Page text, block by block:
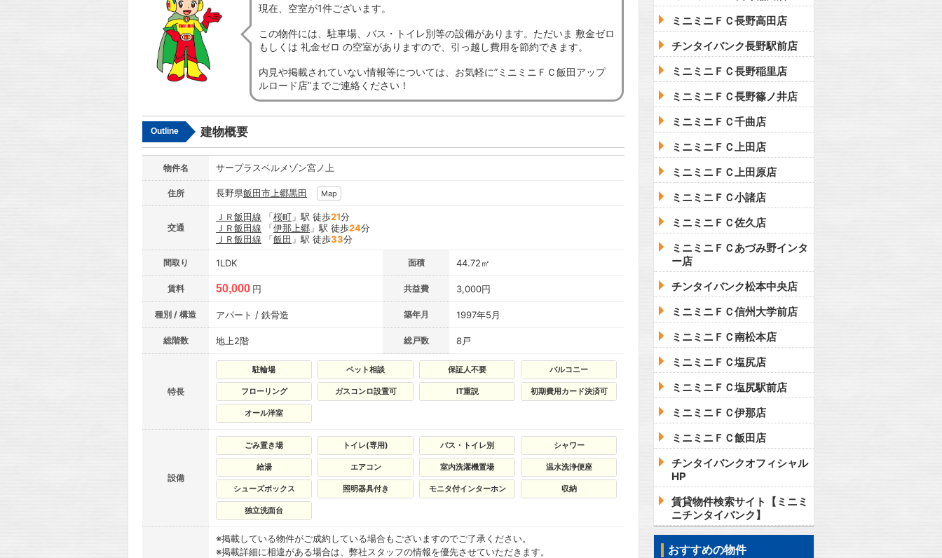
現在、空室が1件ございます。
この物件には、駐車場、バス・トイレ別等の設備があります。ただいま 敷金ゼロ
もしくは 礼金ゼロ の空室がありますので、引っ越し費用を節約できます。
内見や掲載されていない情報等については、お気軽に”ミニミニＦＣ飯田アップ
ルロード店”までご連絡ください！
Outline 建物概要
物件名 サープラスベルメゾン宮ノ上
住所 長野県飯田市 上郷黒田 Map
交通
ＪＲ飯田線 「桜町 」駅 徒歩21分
ＪＲ飯田線 「伊那上郷 」駅 徒歩24分
ＪＲ飯田線 「飯田 」駅 徒歩33分
間取り 1LDK 面積 44.72㎡
賃料 50,000 円 共益費 3,000円
種別 / 構造 アパート / 鉄骨造 築年月 1997年5月
総階数 地上2階 総戸数 8戸
特長
駐輪場 ペット相談 保証人不要 バルコニー
フローリング ガスコンロ設置可 IT重説 初期費用カード決済可
オール洋室
設備
ごみ置き場 トイレ(専用) バス・トイレ別 シャワー
給湯 エアコン 室内洗濯機置場 温水洗浄便座
シューズボックス 照明器具付き モニタ付インターホン 収納
独立洗面台
※掲載している物件がご成約している場合もございますのでご了承ください。
※掲載詳細に相違がある場合は、弊社スタッフの情報を優先させていただきます。
ミニミニＦＣ長野高田店
チンタイバンク長野駅前店
ミニミニＦＣ長野稲里店
ミニミニＦＣ長野篠ノ井店
ミニミニＦＣ千曲店
ミニミニＦＣ上田店
ミニミニＦＣ上田原店
ミニミニＦＣ小諸店
ミニミニＦＣ佐久店
ミニミニＦＣあづみ野インタ
ー店
チンタイバンク松本中央店
ミニミニＦＣ信州大学前店
ミニミニＦＣ南松本店
ミニミニＦＣ塩尻店
ミニミニＦＣ塩尻駅前店
ミニミニＦＣ伊那店
ミニミニＦＣ飯田店
チンタイバンクオフィシャル
HP
賃貸物件検索サイト【ミニミ
ニチンタイバンク】
おすすめの物件